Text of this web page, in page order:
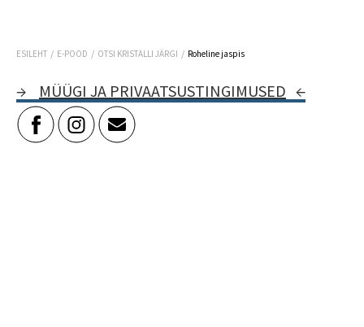
ESILEHT / E-POOD / OTSI KRISTALLI JÄRGI / Roheline jaspis
→ MÜÜGI JA PRIVAATSUSTINGIMUSED ←